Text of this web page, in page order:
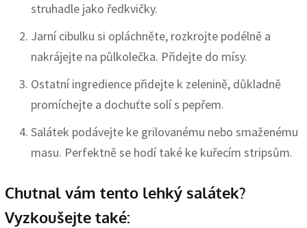
struhadle jako ředkvičky.
Jarní cibulku si opláchněte, rozkrojte podélně a
nakrájejte na půlkolečka. Přidejte do mísy.
Ostatní ingredience přidejte k zelenině, důkladně
promíchejte a dochuťte solí s pepřem.
Salátek podávejte ke grilovanému nebo smaženému
masu. Perfektně se hodí také ke kuřecím stripsům.
Chutnal vám tento lehký salátek?
Vyzkoušejte také: